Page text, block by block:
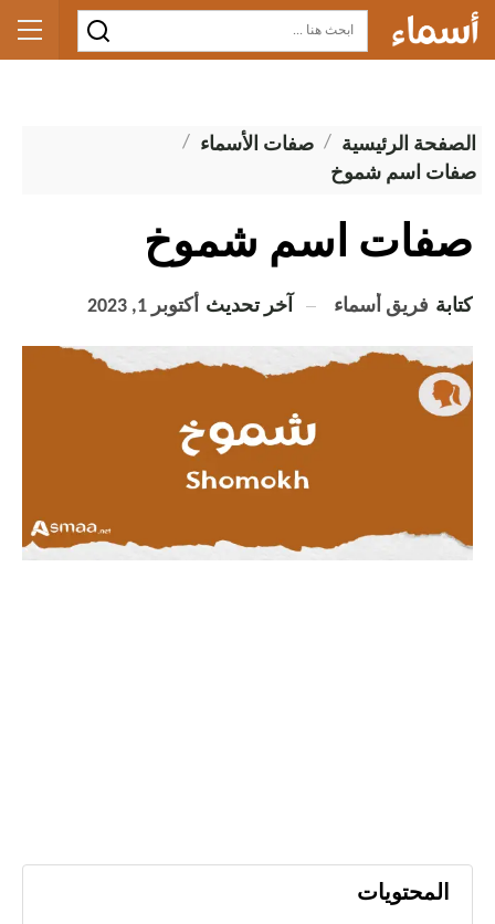
الصفحة الرئيسية
صفات الأسماء
صفات اسم شموخ
صفات اسم شموخ
كتابة فريق أسماء آخر تحديث أكتوبر 1, 2023
المحتويات